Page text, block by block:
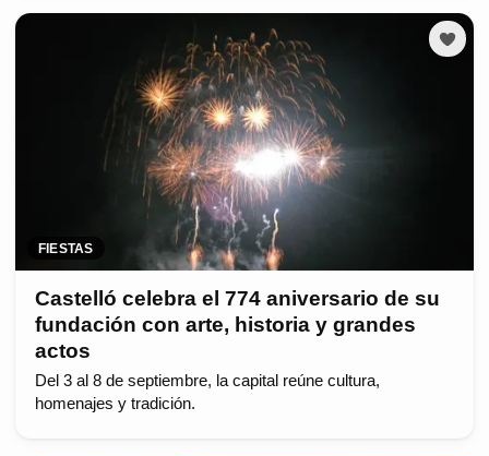
FIESTAS
Castelló celebra el 774 aniversario de su
fundación con arte, historia y grandes
actos
Del 3 al 8 de septiembre, la capital reúne cultura,
homenajes y tradición.